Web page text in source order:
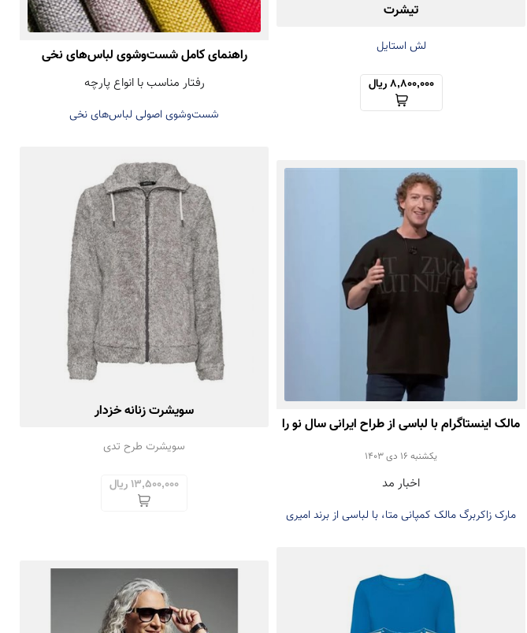
تیشرت
لش استایل
8,800,000 ریال
راهنمای کامل شست‌وشوی لباس‌های نخی
رفتار مناسب با انواع پارچه
شست‌وشوی اصولی لباس‌های نخی
مالک اینستاگرام با لباسی از طراح ایرانی سال نو را
تبریک گفت
يكشنبه 16 دی 1403
اخبار مد
مارک زاکربرگ مالک کمپانی متا، با لباسی از برند امیری
سویشرت زنانه خزدار
سویشرت طرح تدی
13,500,000 ریال